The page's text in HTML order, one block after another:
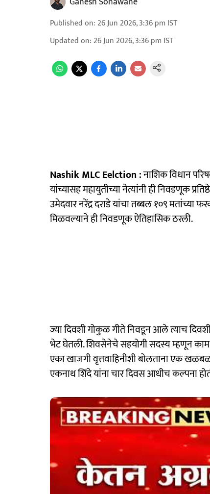
Published on: 26 Jun 2026, 3:36 pm IST
Updated on: 26 Jun 2026, 3:36 pm IST
Nashik MLC Eelction :नाशिक विधान
यांच्यासह महायुतीच्या नेत्यांनी ही निवडणूक
उमेदवार नरेंद्र दराडे यांचा तब्बल १०९ मतांच्या
मिळवल्याने ही निवडणूक ऐतिहासिक ठरली.
ज्या दिवशी गोकुळ गीते निवडून आले त्याच
भेट घेतली. शिवसेनेचे सहयोगी सदस्य म्हणून
एका खाजगी वृत्तवाहिनीशी बोलताना एक
एकनाथ शिंदे यांना चार दिवस आधीच कल्पना